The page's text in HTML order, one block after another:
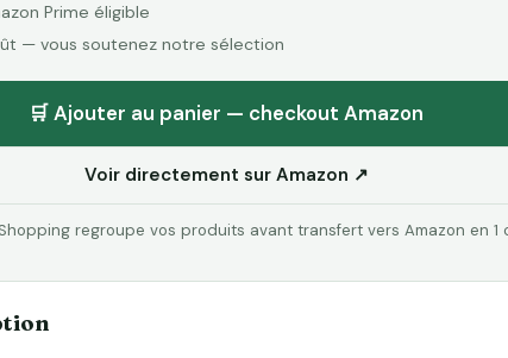
Prime éligible
— vous soutenez notre sélection
🛒 Ajouter au panier — checkout Amazon
Voir directement sur Amazon ↗
regroupe vos produits avant transfert vers Amazon en 1